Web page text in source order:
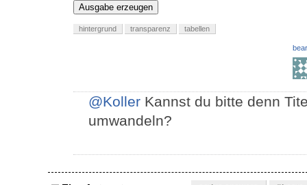
Ausgabe erzeugen
hintergrund transparenz tabellen
@Koller Kannst du bitte denn
umwandeln?